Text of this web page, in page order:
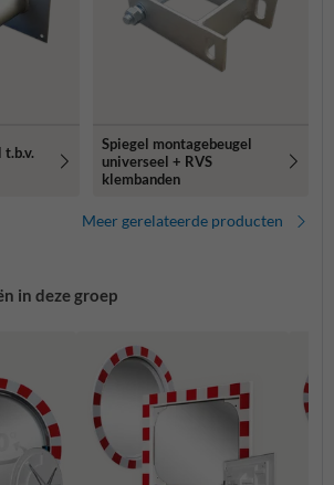
Spiegel montagebeugel
universeel + RVS
klembanden
Meer gerelateerde producten
in deze groep